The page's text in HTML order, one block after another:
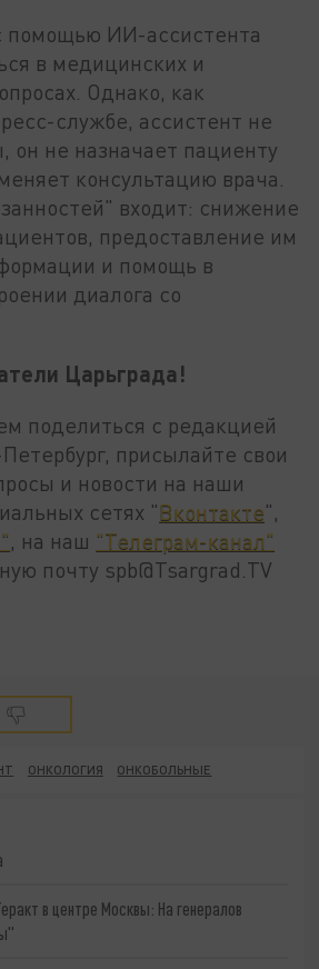
помощью ИИ-ассистента
в медицинских и
Однако, как
службе, ассистент не
он не назначает пациенту
консультацию врача.
входит: снижение
предоставление им
и помощь в
диалога со
Царьграда!
поделиться с редакцией
присылайте свои
и новости на наши
сетях "Вконтакте",
, на наш "Телеграм-канал"
почту spb@Tsargrad.TV
ОНКОЛОГИЯ ОНКОБОЛЬНЫЕ
в центре Москвы: На генералов